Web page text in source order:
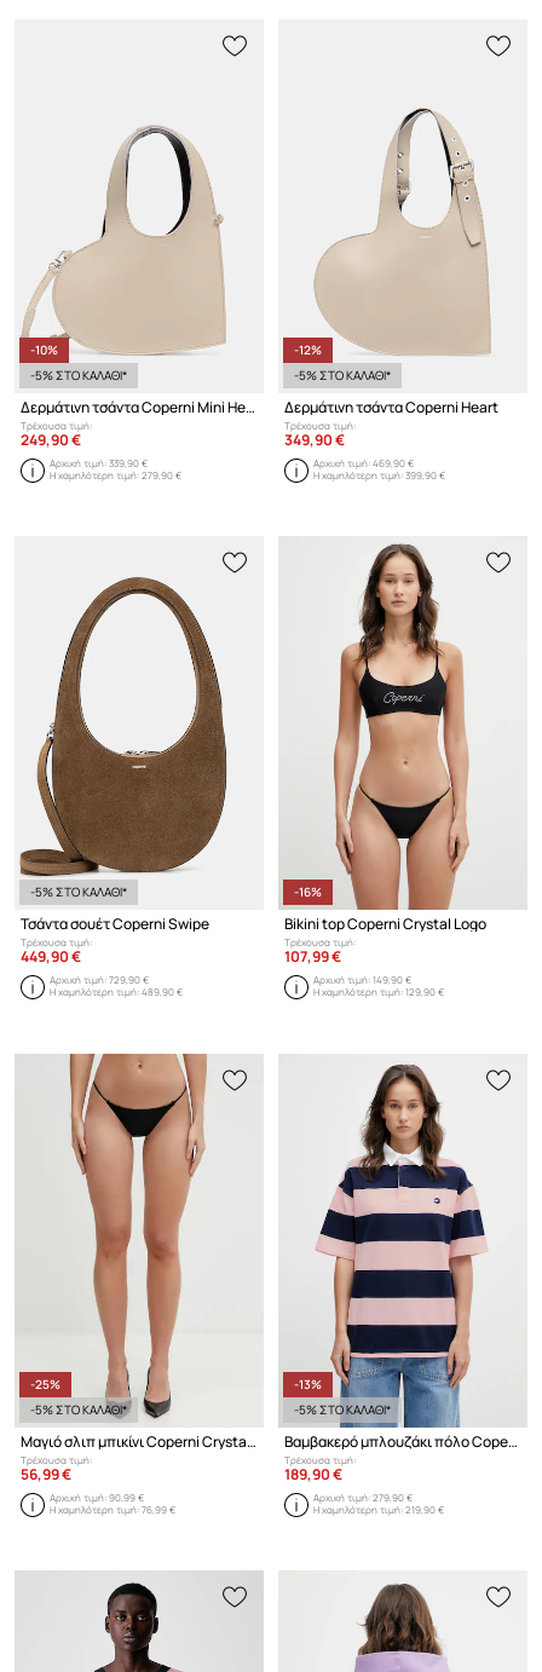
-10%
-5% ΣΤΟ ΚΑΛΑΘΙ*
Δερμάτινη τσάντα Coperni Mini Heart
Τρέχουσα τιμή:
249,90 €
Αρχική τιμή:339,90 €
Η χαμηλότερη τιμή:279,90 €
-12%
-5% ΣΤΟ ΚΑΛΑΘΙ*
Δερμάτινη τσάντα Coperni Heart
Τρέχουσα τιμή:
349,90 €
Αρχική τιμή:469,90 €
Η χαμηλότερη τιμή:399,90 €
-5% ΣΤΟ ΚΑΛΑΘΙ*
Τσάντα σουέτ Coperni Swipe
Τρέχουσα τιμή:
449,90 €
Αρχική τιμή:729,90 €
Η χαμηλότερη τιμή:489,90 €
-16%
Bikini top Coperni Crystal Logo
Τρέχουσα τιμή:
107,99 €
Αρχική τιμή:149,90 €
Η χαμηλότερη τιμή:129,90 €
-25%
-5% ΣΤΟ ΚΑΛΑΘΙ*
Μαγιό σλιπ μπικίνι Coperni Crystal Logo
Τρέχουσα τιμή:
56,99 €
Αρχική τιμή:90,99 €
Η χαμηλότερη τιμή:76,99 €
-13%
-5% ΣΤΟ ΚΑΛΑΘΙ*
Βαμβακερό μπλουζάκι πόλο Coperni Striped Polo
Τρέχουσα τιμή:
189,90 €
Αρχική τιμή:279,90 €
Η χαμηλότερη τιμή:219,90 €